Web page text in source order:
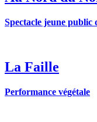
Spectacle jeune
La Faille
Performance végétale